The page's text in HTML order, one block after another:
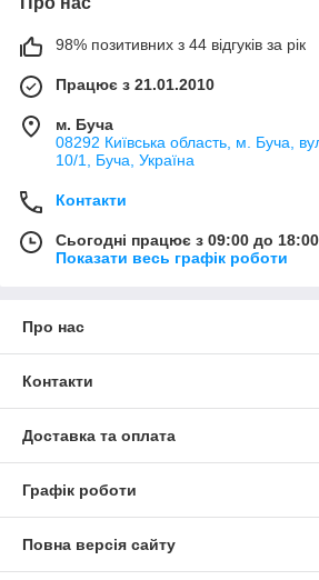
98% позитивних з 44 відгуків за рік
Працює з 21.01.2010
м. Буча
08292 Київська область, м. Буча,
10/1, Буча, Україна
Контакти
Сьогодні працює з 09:00 до 18:00
Показати весь графік роботи
Про нас
Контакти
Доставка та оплата
Графік роботи
Повна версія сайту